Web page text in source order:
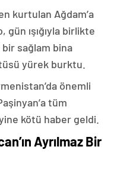
kurtulan Ağdam’a
ışığıyla birlikte
bir sağlam bina
yürek burktu.
önemli
tüm
yine kötü haber geldi.
Ayrılmaz Bir